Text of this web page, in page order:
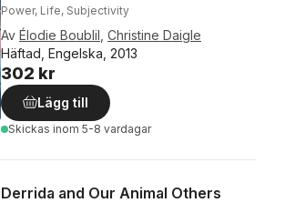
Power, Life, Subjectivity
Av Élodie Boublil Christine Daigle
Häftad, Engelska, 2013
302 kr
Lägg till
Skickas inom 5-8 vardagar
Derrida and Our Animal Others